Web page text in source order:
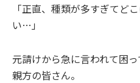
「正直、種類が多すぎてど
い…」
元請けから急に言われて困
親方の皆さん。